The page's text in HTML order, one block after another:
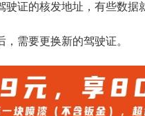
证的核发地址，有些数据
需要更换新的驾驶证。